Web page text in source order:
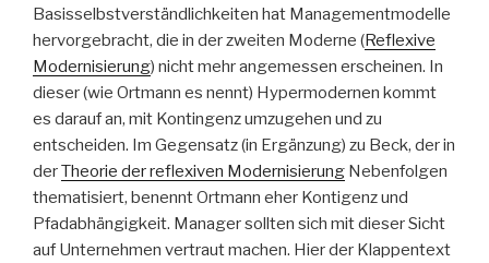
Basisselbstverständlichkeiten hat Managementmodelle
hervorgebracht, die in der zweiten Moderne (Reflexive
Modernisierung) nicht mehr angemessen erscheinen. In
dieser (wie Ortmann es nennt) Hypermodernen kommt
es darauf an, mit Kontingenz umzugehen und zu
entscheiden. Im Gegensatz (in Ergänzung) zu Beck, der in
derTheorie der reflexiven Modernisierung Nebenfolgen
thematisiert, benennt Ortmann eher Kontigenz und
Pfadabhängigkeit. Manager sollten sich mit dieser Sicht
auf Unternehmen vertraut machen. Hier der Klappentext